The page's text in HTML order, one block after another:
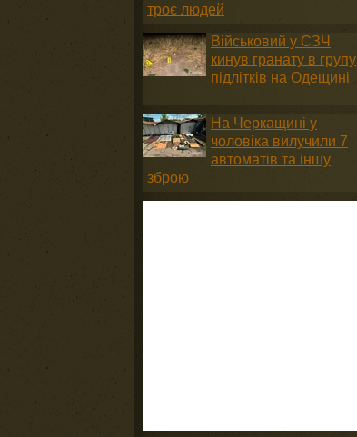
троє людей
Військовий у СЗЧ
кинув гранату в групу
підлітків на Одещині
На Черкащині у
чоловіка вилучили 7
автоматів та іншу
зброю